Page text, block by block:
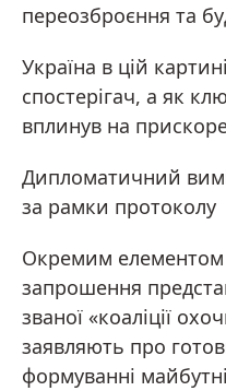
переозброєння та
Україна в цій
спостерігач, а як
вплинув на
Дипломатичний
за рамки протоколу
Окремим елементом
запрошення
званої «коаліції
заявляють про
формуванні